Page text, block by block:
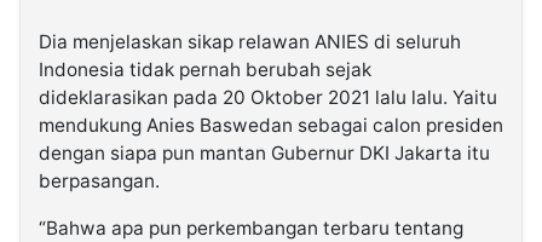
Dia menjelaskan sikap relawan ANIES di seluruh
Indonesia tidak pernah berubah sejak
dideklarasikan pada 20 Oktober 2021 lalu lalu. Yaitu
mendukung Anies Baswedan sebagai calon presiden
dengan siapa pun mantan Gubernur DKI Jakarta itu
berpasangan.
“Bahwa apa pun perkembangan terbaru tentang